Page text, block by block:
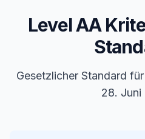
Level AA
Gesetzlicher Standard
28. Juni